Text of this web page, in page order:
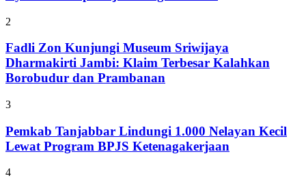
2
Fadli Zon Kunjungi Museum Sriwijaya
Dharmakirti Jambi: Klaim Terbesar Kalahkan
Borobudur dan Prambanan
3
Pemkab Tanjabbar Lindungi 1.000 Nelayan Kecil
Lewat Program BPJS Ketenagakerjaan
4